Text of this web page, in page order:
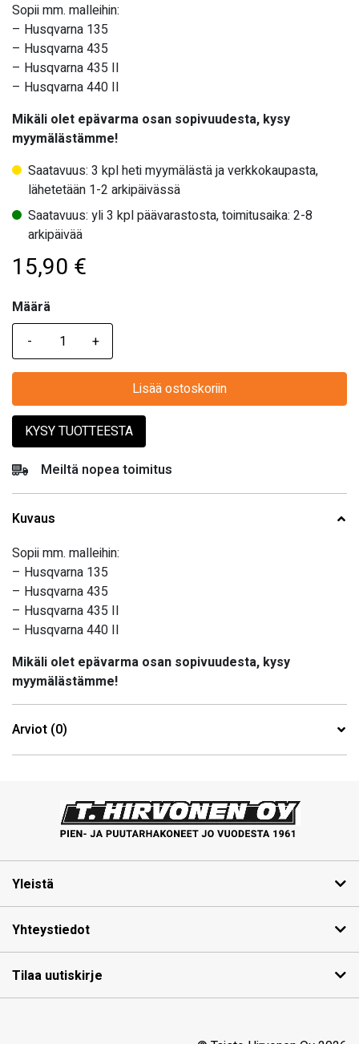
Sopii mm. malleihin:
– Husqvarna 135
– Husqvarna 435
– Husqvarna 435 II
– Husqvarna 440 II
Mikäli olet epävarma osan sopivuudesta, kysy
myymälästämme!
Saatavuus: 3 kpl heti myymälästä ja verkkokaupasta,
lähetetään 1-2 arkipäivässä
Saatavuus: yli 3 kpl päävarastosta, toimitusaika: 2-8
arkipäivää
15,90 €
Määrä
Määrä
Lisää ostoskoriin
KYSY TUOTTEESTA
Meiltä nopea toimitus
Kuvaus
Sopii mm. malleihin:
– Husqvarna 135
– Husqvarna 435
– Husqvarna 435 II
– Husqvarna 440 II
Mikäli olet epävarma osan sopivuudesta, kysy
myymälästämme!
Arviot (0)
Yleistä
Yhteystiedot
Tilaa uutiskirje